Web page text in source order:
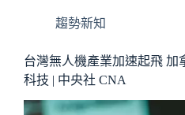
趨勢新知
台灣無人機產業加速起飛 加
科技 | 中央社 CNA